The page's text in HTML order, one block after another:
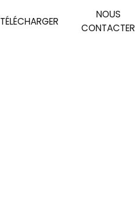
TÉLÉCHARGER
NOUS
CONTACTER